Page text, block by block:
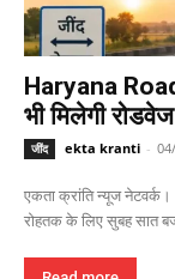
Haryana
भी मिलेगी
जींद ekta kranti -
एकता क्रांति न्यूज
रोहतक के लिए सुबह सात